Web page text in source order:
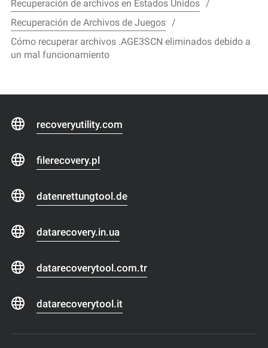
Recuperación de archivos en Estados Unidos
Recuperación de Archivos de Juegos
Cómo recuperar archivos .AGE3SCN eliminados debido a
un mal funcionamiento
recoveryutility.com
filerecovery.pl
datenrettungtool.de
datarecovery.in.ua
datarecoverytool.com.tr
datarecoverytool.it